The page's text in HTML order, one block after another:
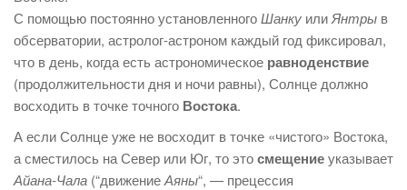
С помощью постоянно установленногоШанку илиЯнтры в
обсерватории, астролог-астроном каждый год фиксировал,
что в день, когда есть астрономическое равноденствие
(продолжительности дня и ночи равны), Солнце должно
восходить в точке точного Востока.
А если Солнце уже не восходит в точке «чистого» Востока,
а сместилось на Север или Юг, то этосмещениеуказывает
Айана-Чала (“движениеАяны“, — прецессия